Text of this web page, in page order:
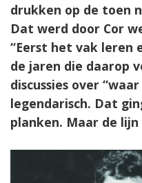
drukken op de toen
Dat werd door Cor
“Eerst het vak leren
de jaren die daarop
discussies over
legendarisch. Dat
planken. Maar de